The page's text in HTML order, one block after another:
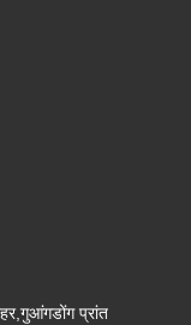
प्रांत